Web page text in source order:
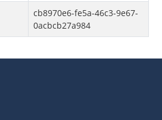
cb8970e6-fe5a-46c3-9e67-
0acbcb27a984